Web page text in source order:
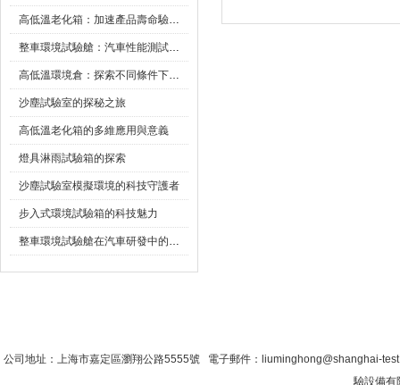
高低溫老化箱：加速產品壽命驗證的可靠夥伴
整車環境試驗艙：汽車性能測試的設備
高低溫環境倉：探索不同條件下的科學奧秘
沙塵試驗室的探秘之旅
高低溫老化箱的多維應用與意義
燈具淋雨試驗箱的探索
沙塵試驗室模擬環境的科技守護者
步入式環境試驗箱的科技魅力
整車環境試驗艙在汽車研發中的作用
公司地址：上海市嘉定區瀏翔公路5555號 電子郵件：liuminghong@shanghai-
驗設備有